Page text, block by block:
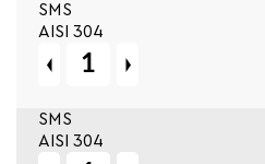
SMS
AISI 304
SMS
AISI 304